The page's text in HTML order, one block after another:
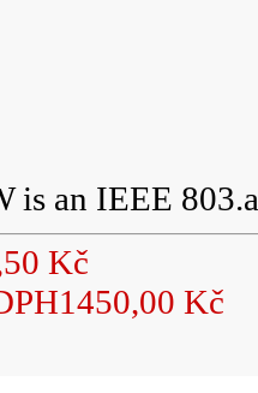
is an IEEE
Kč
1450,00 Kč